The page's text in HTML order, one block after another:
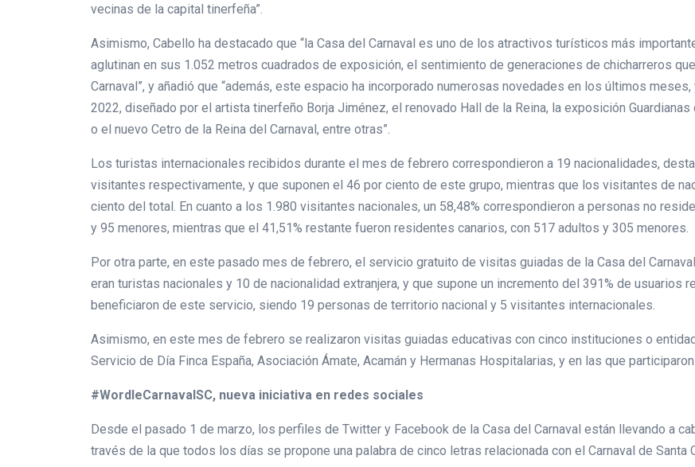
vecinas de la capital tinerfeña”.
Asimismo, Cabello ha destacado que “la Casa del Carnaval es uno de los atractivos turísticos más
aglutinan en sus 1.052 metros cuadrados de exposición, el sentimiento de generaciones de chicharreros
Carnaval”, y añadió que “además, este espacio ha incorporado numerosas novedades en los últimos
2022, diseñado por el artista tinerfeño Borja Jiménez, el renovado Hall de la Reina, la exposición Guardianas
o el nuevo Cetro de la Reina del Carnaval, entre otras”.
Los turistas internacionales recibidos durante el mes de febrero correspondieron a 19 nacionalidades,
visitantes respectivamente, y que suponen el 46 por ciento de este grupo, mientras que los visitantes de
ciento del total. En cuanto a los 1.980 visitantes nacionales, un 58,48% correspondieron a personas no
y 95 menores, mientras que el 41,51% restante fueron residentes canarios, con 517 adultos y 305 menores.
Por otra parte, en este pasado mes de febrero, el servicio gratuito de visitas guiadas de la Casa del
eran turistas nacionales y 10 de nacionalidad extranjera, y que supone un incremento del 391% de usuarios
beneficiaron de este servicio, siendo 19 personas de territorio nacional y 5 visitantes internacionales.
Asimismo, en este mes de febrero se realizaron visitas guiadas educativas con cinco instituciones o
Servicio de Día Finca España, Asociación Ámate, Acamán y Hermanas Hospitalarias, y en las que
#WordleCarnavalSC, nueva iniciativa en redes sociales
Desde el pasado 1 de marzo, los perfiles de Twitter y Facebook de la Casa del Carnaval están llevando a
través de la que todos los días se propone una palabra de cinco letras relacionada con el Carnaval de Santa